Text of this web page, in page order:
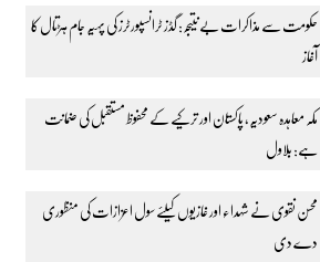
حکومت سے مذاکرات بے نتیجہ: گڈز ٹرانسپورٹرز کی پہیہ جام ہڑتال کا
آغاز
مکہ معاہدہ سعودیہ، پاکستان اور ترکیے کے محفوظ مستقبل کی ضمانت
ہے: بلاول
محسن نقوی نے شہداء اور غازیوں کیلئے سول اعزازات کی منظوری
دے دی